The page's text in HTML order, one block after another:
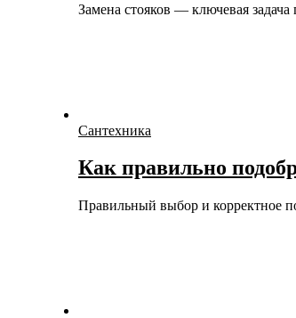
Замена стояков — ключевая
Сантехника
Как правильно
Правильный выбор и